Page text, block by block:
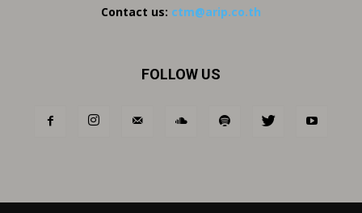
Contact us: ctm@arip.co.th
FOLLOW US